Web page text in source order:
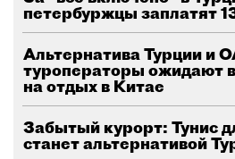
петербуржцы заплатят
Альтернатива Турции и
туроператоры ожидают
на отдых в Китае
Забытый курорт: Тунис
станет альтернативой